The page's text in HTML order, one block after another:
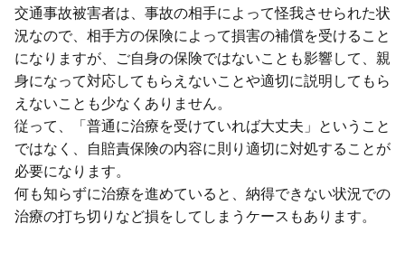
交通事故被害者は、事故の相⼿によって怪我させられた状
況なので、相⼿⽅の保険によって損害の補償を受けること
になりますが、ご⾃⾝の保険ではないことも影響して、親
⾝になって対応してもらえないことや適切に説明してもら
えないことも少なくありません。
従って、「普通に治療を受けていれば⼤丈夫」ということ
ではなく、⾃賠責保険の内容に則り適切に対処することが
必要になります。
何も知らずに治療を進めていると、納得できない状況での
治療の打ち切りなど損をしてしまうケースもあります。